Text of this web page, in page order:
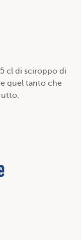
cl di sciroppo di
quel tanto che